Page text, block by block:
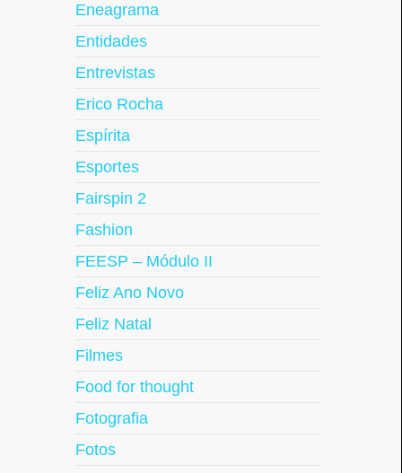
Eneagrama
Entidades
Entrevistas
Erico Rocha
Espírita
Esportes
Fairspin 2
Fashion
FEESP – Módulo II
Feliz Ano Novo
Feliz Natal
Filmes
Food for thought
Fotografia
Fotos